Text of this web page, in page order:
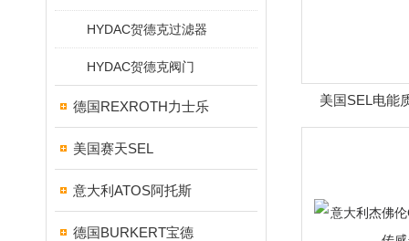
HYDAC贺德克过滤器
HYDAC贺德克阀门
德国REXROTH力士乐
美国赛天SEL
意大利ATOS阿托斯
德国BURKERT宝德
美国SEL电能